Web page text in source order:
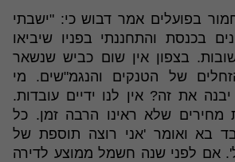
בפועלים אמר דבוש כי: "ישבתי
בכנסת והתחננתי בפניו שיביאו
בצפון אין שום כביש שנשאר
של הטנקים והנגמ"שים. מי
את זה? אין לנו ידיים עובדות.
מחירים שלא ראינו הרבה זמן. כל
בא ואומר 'אני רוצה תוספת של
אם לפני שנה חשמל ממוצע לדירה